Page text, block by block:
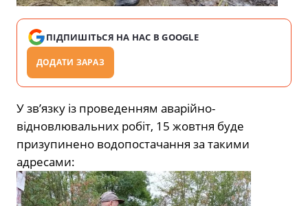
ПІДПИШІТЬСЯ НА НАС В GOOGLE
ДОДАТИ ЗАРАЗ
У зв’язку із проведенням аварійно-
відновлювальних робіт, 15 жовтня буде
призупинено водопостачання за такими
адресами: